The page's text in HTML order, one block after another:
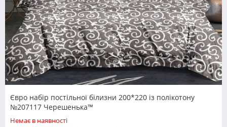
Євро набір постільної білизни 200*220 із полікотону
№207117 Черешенька™
Немає в наявності